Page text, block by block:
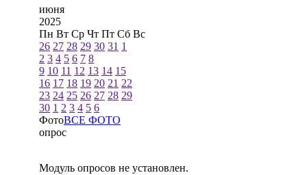
июня
2025
Пн Вт Ср Чт Пт Сб Вс
26 27 28 29 30 31 1
2 3 4 5 6 7 8
9 10 11 12 13 14 15
16 17 18 19 20 21 22
23 24 25 26 27 28 29
30 1 2 3 4 5 6
ФотоВСЕ ФОТО
опрос
Модуль опросов не установлен.